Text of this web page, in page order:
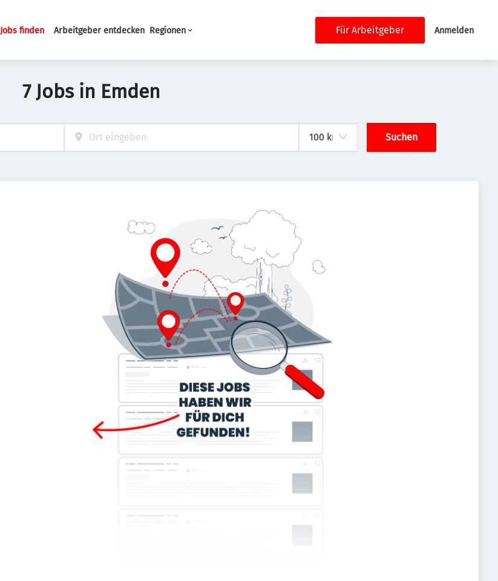
Haupt-Navigation
Jobs finden Arbeitgeber entdecken Regionen Für Arbeitgeber Anmelden
7 Jobs in Emden
Suchen